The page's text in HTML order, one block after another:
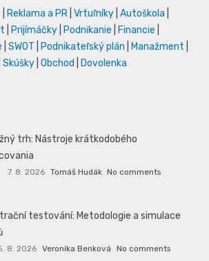
Reklama a PR Vrtuľníky Autoškola
Prijímáčky Podnikanie Financie
SWOT Podnikateľský plán Manažment
Skúšky Obchod Dovolenka
trh: Nástroje krátkodobého
7. 8. 2026 Tomáš Hudák No comments
testování: Metodologie a simulace
8. 2026 Veronika Benková No comments